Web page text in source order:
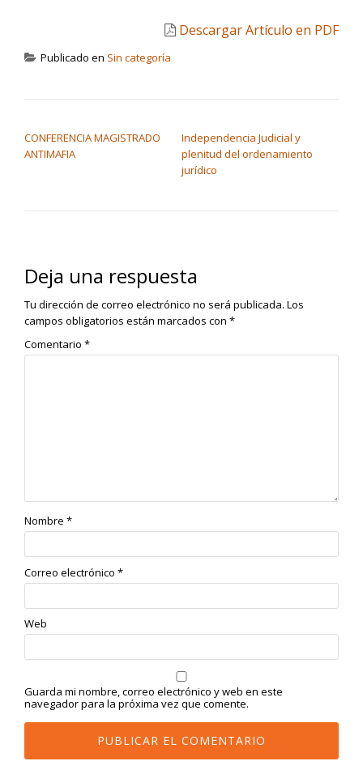
Descargar Artículo en PDF
Publicado en Sin categoría
CONFERENCIA MAGISTRADO
ANTIMAFIA
Independencia Judicial y
plenitud del ordenamiento
jurídico
Deja una respuesta
Tu dirección de correo electrónico no será publicada. Los
campos obligatorios están marcados con *
Comentario *
Nombre *
Correo electrónico *
Web
Guarda mi nombre, correo electrónico y web en este
navegador para la próxima vez que comente.